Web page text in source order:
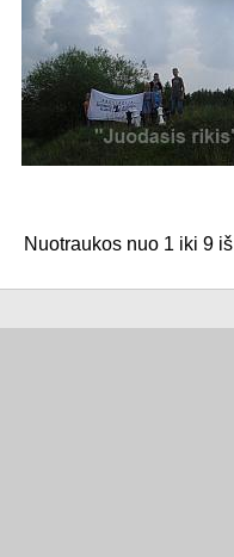
Nuotraukos nuo 1 iki 9